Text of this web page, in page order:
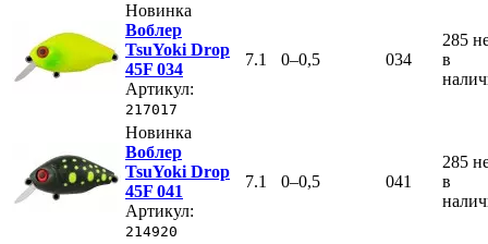
Новинка
Воблер
TsuYoki Drop
45F 034
Артикул:
217017
7.1 0–0,5 034
285
в
Новинка
Воблер
TsuYoki Drop
45F 041
Артикул:
214920
7.1 0–0,5 041
285
в